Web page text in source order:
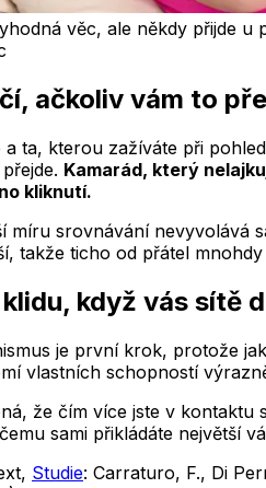
věc, ale někdy přijde
ačkoliv vám to
a ta, kterou zažíváte při
Kamarád, který
kliknutí.
míru srovnávání nevyvolává
takže ticho od přátel
když vás sítě
je první krok, protože
vlastních schopností
že čím více jste v
sami přikládáte největší
Studie: Carraturo, F., Di